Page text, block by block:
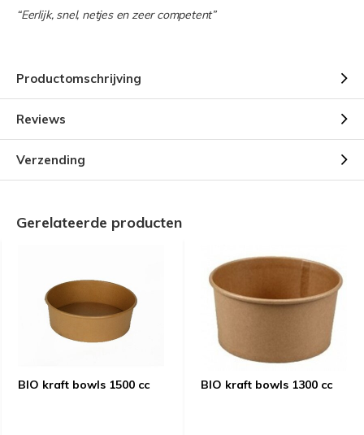
“Eerlijk, snel, netjes en zeer competent”
Productomschrijving
Reviews
Verzending
Gerelateerde producten
BIO kraft bowls 1500 cc BIO kraft bowls 1300 cc